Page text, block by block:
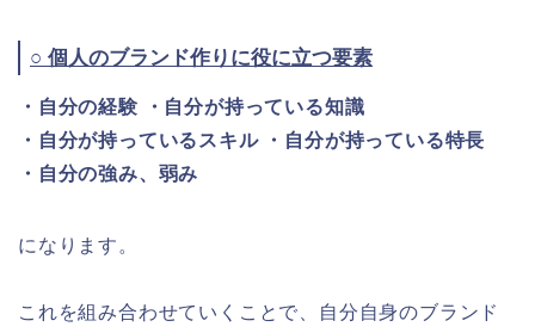
○ 個人のブランド作りに役に立つ要素
・自分の経験 ・自分が持っている知識
・自分が持っているスキル ・自分が持っている特長
・自分の強み、弱み
になります。
これを組み合わせていくことで、自分自身のブランド